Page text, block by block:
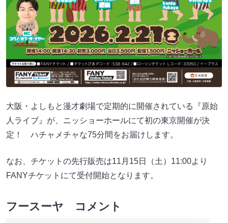
大阪・よしもと漫才劇場で定期的に開催されている『原始
人ライブ』が、ニッショーホールにて初の東京開催が決
定！ ハチャメチャな75分間をお届けします。
なお、チケットの先行販売は11月15日（土）11:00より
FANYチケットにて受付開始となります。
フースーヤ コメント